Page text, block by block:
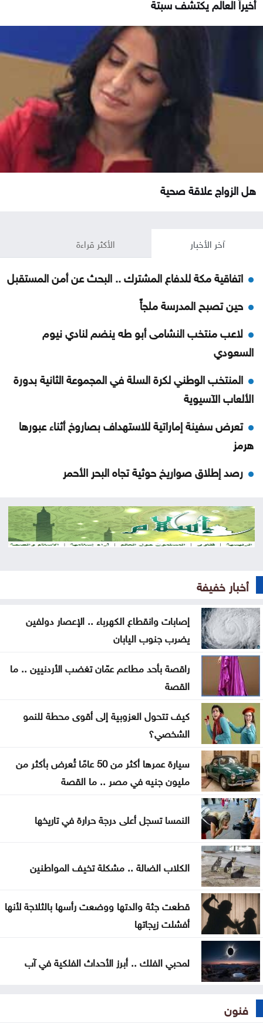
هل الزواج علاقة صحية
آخر الأخبار الأكثر قراءة
اتفاقية مكة للدفاع المشترك .. البحث عن أمن المستقبل
حين تصبح المدرسة ملجأً
لاعب منتخب النشامى أبو طه ينضم لنادي نيوم
السعودي
المنتخب الوطني لكرة السلة في المجموعة الثانية بدورة
الألعاب الآسيوية
تعرض سفينة إماراتية للاستهداف بصاروخ أثناء عبورها
هرمز
رصد إطلاق صواريخ حوثية تجاه البحر الأحمر
تعليق الرحلات القادمة إلى مطار كاتانيا بسبب الدخان
البركاني
مقتل جندي سوري وإصابة اثنين بهجوم لمجهولين
ندوة حول دور المفرق في بناء السردية الأردنية غداً
أولى رحلات طيران الجزيرة الكويتية تصل إلى مطار دير
الزور
الأمانة تبدأ الأحد أعمال تعبيد في منطقة زهران
ضبط اعتداءات جديدة على المياه في منطقة بيرين
دورة تدريبية بمركز البحوث الدوائية والتشخيصية في
عمان الاهلية حول الهندسة الطبية الحيوية
أخبار خفيفة
إصابات وانقطاع الكهرباء .. الإعصار دولفين
يضرب جنوب اليابان
راقصة بأحد مطاعم عمّان تغضب الأردنيين .. ما
القصة
كيف تتحول العزوبية إلى أقوى محطة للنمو
الشخصي؟
سيارة عمرها أكثر من 50 عامًا تُعرض بأكثر من
مليون جنيه في مصر .. ما القصة
النمسا تسجل أعلى درجة حرارة في تاريخها
الكلاب الضالة .. مشكلة تخيف المواطنين
قطعت جثة والدتها ووضعت رأسها بالثلاجة لأنها
أفشلت زيجاتها
لمحبي الفلك .. أبرز الأحداث الفلكية في آب
فنون